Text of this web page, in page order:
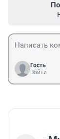
Гость
Войти